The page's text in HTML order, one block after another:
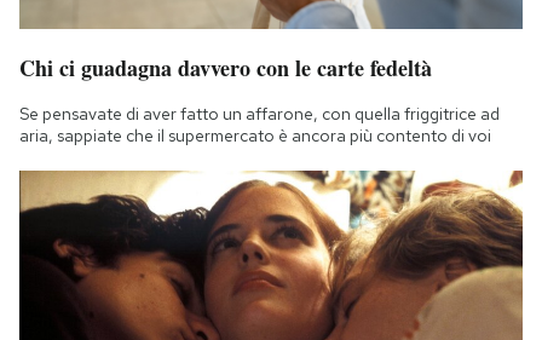
Chi ci guadagna davvero con le carte fedeltà
Se pensavate di aver fatto un affarone, con quella friggitrice ad
aria, sappiate che il supermercato è ancora più contento di voi